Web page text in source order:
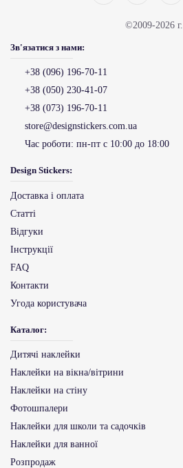
©2009-2026 г.
Зв'язатися з нами:
+38 (096) 196-70-11
+38 (050) 230-41-07
+38 (073) 196-70-11
store@designstickers.com.ua
Час роботи: пн-пт с 10:00 до 18:00
Design Stickers:
Доставка і оплата
Статті
Відгуки
Інструкції
FAQ
Контакти
Угода користувача
Каталог:
Дитячі наклейки
Наклейки на вікна/вітрини
Наклейки на стіну
Фотошпалери
Наклейки для школи та садочків
Наклейки для ванної
Розпродаж